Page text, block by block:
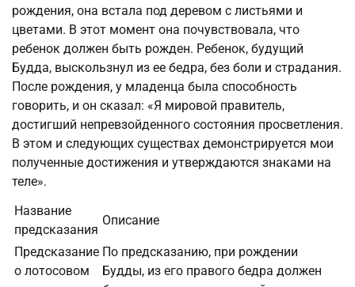
рождения, она встала под деревом с листьями и
цветами. В этот момент она почувствовала, что
ребенок должен быть рожден. Ребенок, будущий
Будда, выскользнул из ее бедра, без боли и страдания.
После рождения, у младенца была способность
говорить, и он сказал: «Я мировой правитель,
достигший непревзойденного состояния просветления.
В этом и следующих существах демонстрируется мои
полученные достижения и утверждаются знаками на
теле».
Название
предсказания
Описание
Предсказание
о лотосовом
По предсказанию, при рождении
Будды, из его правого бедра должен